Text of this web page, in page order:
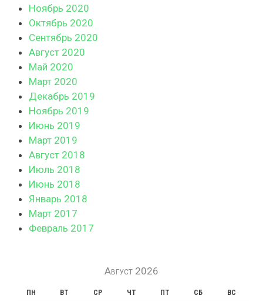
Ноябрь 2020
Октябрь 2020
Сентябрь 2020
Август 2020
Май 2020
Март 2020
Декабрь 2019
Ноябрь 2019
Июнь 2019
Март 2019
Август 2018
Июль 2018
Июнь 2018
Январь 2018
Март 2017
Февраль 2017
Август 2026
ПН ВТ СР ЧТ ПТ СБ ВС